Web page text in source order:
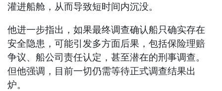
灌进船舱，从而导致短时间内沉没。
他进一步指出，如果最终调查确认船只确实存在
安全隐患，可能引发多方面后果，包括保险理赔
争议、船公司责任认定，甚至潜在的刑事调查。
但他强调，目前一切仍需等待正式调查结果出
炉。